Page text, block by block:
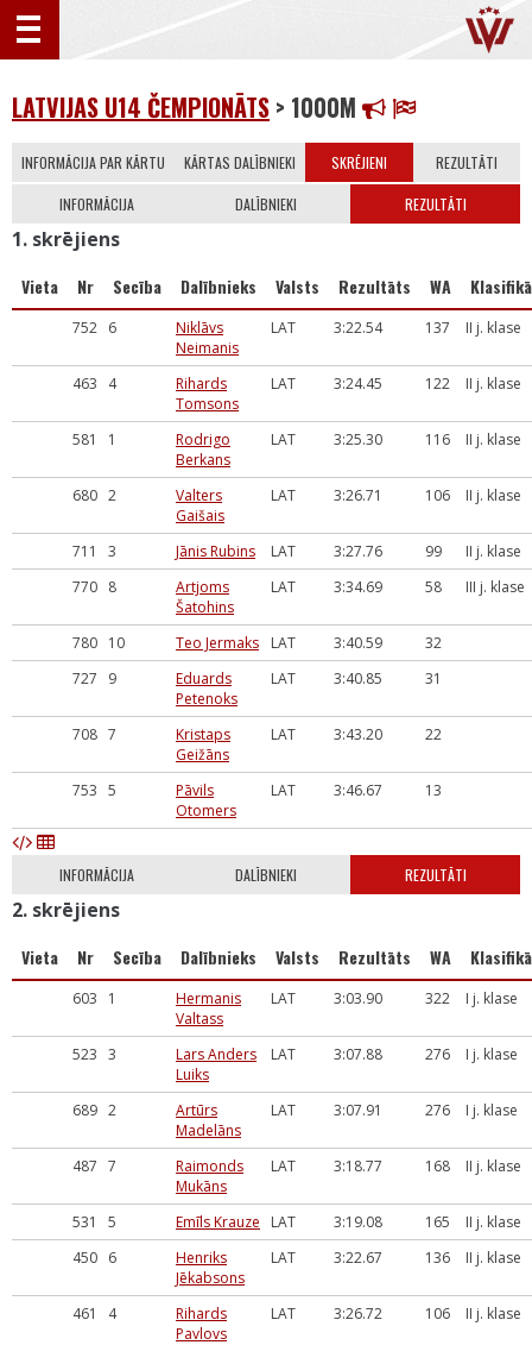
LATVIJAS U14 ČEMPIONĀTS > 1000M
INFORMĀCIJA PAR KĀRTU KĀRTAS DALĪBNIEKI SKRĒJIENI REZULTĀTI
INFORMĀCIJA DALĪBNIEKI REZULTĀTI
1. skrējiens
Vieta Nr Secība Dalībnieks Valsts Rezultāts WA
752 6
Niklāvs
Neimanis
LAT 3:22.54 137 II j. klase
463 4
Rihards
Tomsons
LAT 3:24.45 122 II j. klase
581 1
Rodrigo
Berkans
LAT 3:25.30 116 II j. klase
680 2
Valters
Gaišais
LAT 3:26.71 106 II j. klase
711 3 Jānis Rubins LAT 3:27.76 99
II j. klase
770 8
Artjoms
Šatohins
LAT 3:34.69 58 III j. klase
780 10 Teo Jermaks LAT 3:40.59
32
727
9
Eduards
Petenoks
LAT 3:40.85 31
708 7
Kristaps
Geižāns
LAT 3:43.20 22
753 5
Pāvils
Otomers
LAT 3:46.67 13
INFORMĀCIJA DALĪBNIEKI REZULTĀTI
2. skrējiens
Vieta Nr Secība Dalībnieks Valsts Rezultāts WA
603 1
Hermanis
Valtass
LAT 3:03.90 322 I j. klase
523 3
Lars Anders
Luiks
LAT 3:07.88 276 I j. klase
689 2
Artūrs
Madelāns
LAT 3:07.91 276 I j. klase
487 7
Raimonds
Mukāns
LAT 3:18.77 168 II j. klase
531 5 Emīls Krauze LAT 3:19.08 165
II j. klase
450 6
Henriks
Jēkabsons
LAT 3:22.67 136 II j. klase
461 4
Rihards
Pavlovs
LAT 3:26.72 106 II j. klase